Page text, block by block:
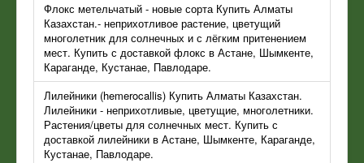
Флокс метельчатый - новые сорта Купить Алматы
Казахстан.- неприхотливое растение, цветущий
многолетник для солнечных и с лёгким притенением
мест. Купить с доставкой флокс в Астане, Шымкенте,
Караганде, Кустанае, Павлодаре.
Лилейники (hemerocallis) Купить Алматы Казахстан.
Лилейники - неприхотливые, цветущие, многолетники.
Растения/цветы для солнечных мест. Купить с
доставкой лилейники в Астане, Шымкенте, Караганде,
Кустанае, Павлодаре.